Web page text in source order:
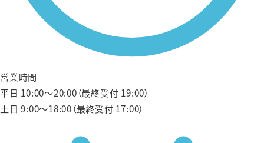
営業時間
平日 10:00〜20:00（最終受付 19:00）
土日 9:00〜18:00（最終受付 17:00）